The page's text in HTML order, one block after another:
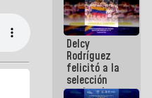
Delcy
Rodríguez
felicitó a la
selección
nacional